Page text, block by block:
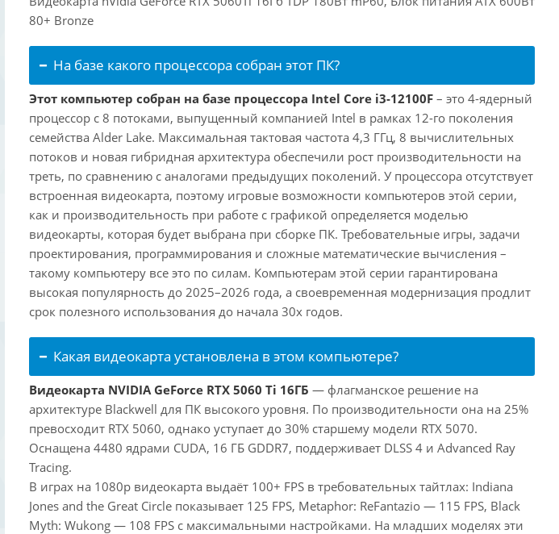
80+ Bronze
На базе какого процессора собран этот ПК?
Этот компьютер собран на базе процессора Intel Core i3-12100F – это 4-ядерный
процессор с 8 потоками, выпущенный компанией Intel в рамках 12-го поколения
семейства Alder Lake. Максимальная тактовая частота 4,3 ГГц, 8 вычислительных
потоков и новая гибридная архитектура обеспечили рост производительности на
треть, по сравнению с аналогами предыдущих поколений. У процессора отсутствует
встроенная видеокарта, поэтому игровые возможности компьютеров этой серии,
как и производительность при работе с графикой определяется моделью
видеокарты, которая будет выбрана при сборке ПК. Требовательные игры, задачи
проектирования, программирования и сложные математические вычисления –
такому компьютеру все это по силам. Компьютерам этой серии гарантирована
высокая популярность до 2025–2026 года, а своевременная модернизация продлит
срок полезного использования до начала 30х годов.
Какая видеокарта установлена в этом компьютере?
Видеокарта NVIDIA GeForce RTX 5060 Ti 16ГБ — флагманское решение на
архитектуре Blackwell для ПК высокого уровня. По производительности она на 25%
превосходит RTX 5060, однако уступает до 30% старшему модели RTX 5070.
Оснащена 4480 ядрами CUDA, 16 ГБ GDDR7, поддерживает DLSS 4 и Advanced Ray
Tracing.
В играх на 1080p видеокарта выдаёт 100+ FPS в требовательных тайтлах: Indiana
Jones and the Great Circle показывает 125 FPS, Metaphor: ReFantazio — 115 FPS, Black
Myth: Wukong — 108 FPS с максимальными настройками. На младших моделях эти